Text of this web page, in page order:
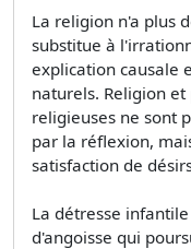
La religion n'a plus
substitue à
explication causale
naturels. Religion
religieuses ne sont
par la réflexion,
satisfaction de
La détresse
d'angoisse qui